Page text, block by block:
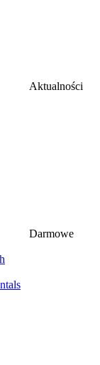
Aktualności
Darmowe